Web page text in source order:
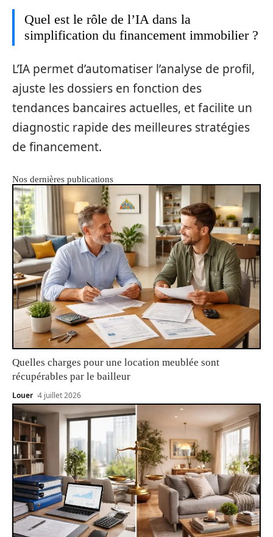
Quel est le rôle de l’IA dans la
simplification du financement immobilier ?
L’IA permet d’automatiser l’analyse de profil,
ajuste les dossiers en fonction des
tendances bancaires actuelles, et facilite un
diagnostic rapide des meilleures stratégies
de financement.
Nos dernières publications
Quelles charges pour une location meublée sont
récupérables par le bailleur
Louer 4 juillet 2026